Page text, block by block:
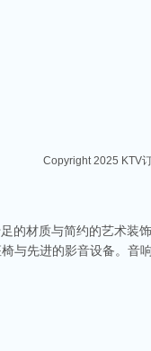
的材质与简约的艺术装
与先进的影音设备。
Copyright 2025 KTV